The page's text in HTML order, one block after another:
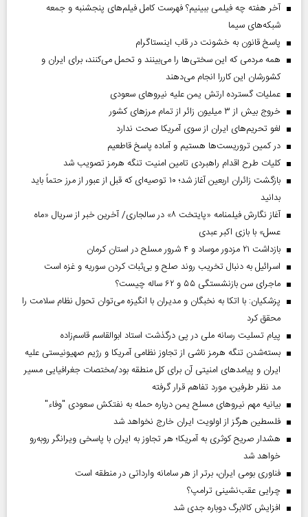
آخر هفته چه فیلمی ببینیم؟ فهرست کامل فیلم‌های پنجشنبه و جمعه
شبکه‌های سیما
پاسخ قانون به خشونت در قاب اینستاگرام
همه مردمی که این سختی‌ها را می‌بینند و تحمل می‌کنند، برای ایران و
کشورشان این کاررا انجام می‌دهند
عملیات گسترده ارتش یمن علیه نیروهای سعودی
خروج بیش از ۳ میلیون زائر از تمام مرز‌های کشور
لغو تحریم‌های ایران از سوی آمریکا صحت ندارد
در کمین تروریست‌ها هستیم و آماده پاسخ قاطعیم
کلیات طرح اقدام راهبردی تامین امنیت تنگه هرمز تصویب شد
بازگشت زائران اربعین آغاز شد؛ ۱۰ توصیه‌ای که قبل از عبور از مرز حتماً باید
بدانید
آغاز نگارش فیلمنامه «پایتخت ۸» در سالجاری/ آخرین خبر از سریال «ماه
عسل» با بازی اکبر عبدی
بازداشت ۲۱ مزدور موساد و ۴ شرور مسلح در استان کرمان
اسرائیل به دنبال تخریب روند صلح و بی‌ثبات کردن سوریه و غزه است
ماجرای سن بازنشستگی ۵۵ و ۶۲ ساله چیست؟
پزشکیان: با اتکا به نخبگان و مدیران با انگیزه می‌توان تحول نظام سلامت را
محقق کرد
پیام تسلیت رسانه ملی در پی درگذشت استاد ابوالقاسم قاسم‌زاده
بسته‌شدن تنگه هرمز ناشی از تجاوز نظامی آمریکا و رژیم صهیونیستی علیه
ایران و پیامد‌های امنیتی آن برای کل منطقه بود/مختصات جغرافیایی مسیر
مد نظر طرفین، مورد تفاهم قرار گرفته
بیانیه مهم نیروهای مسلح یمن درباره حمله به نفتکش سعودی "وفاء"
فلسطین هرگز از اولویت ایران خارج نخواهد شد
هشدار صریح کوثری به آمریکا؛ هر تجاوز به ایران با پاسخی ویرانگر روبه‌رو
خواهد شد
فناوری بومی ایران، برتر از هر سامانه وارداتی در منطقه است
چرایی عقب‌نشینی ترامپ؟
افزایش کالابرگ دوباره جدی شد